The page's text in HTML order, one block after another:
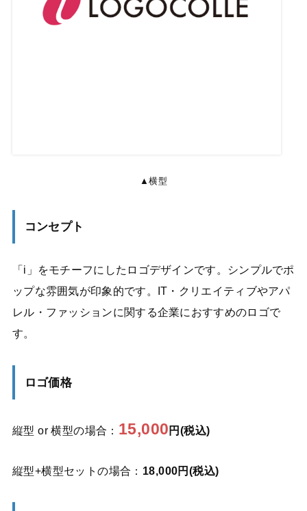
▲横型
コンセプト
「i」をモチーフにしたロゴデザインです。シンプルでポ
ップな雰囲気が印象的です。IT・クリエイティブやアパ
レル・ファッションに関する企業におすすめのロゴで
す。
ロゴ価格
縦型 or 横型の場合： 15,000 円(税込)
縦型+横型セットの場合： 18,000円(税込)